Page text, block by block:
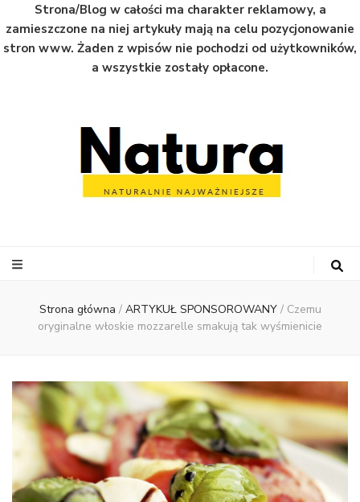
Strona/Blog w całości ma charakter reklamowy, a
zamieszczone na niej artykuły mają na celu pozycjonowanie
stron www. Żaden z wpisów nie pochodzi od użytkowników,
a wszystkie zostały opłacone.
Strona główna / ARTYKUŁ SPONSOROWANY / Czemu
oryginalne włoskie mozzarelle smakują tak wyśmienicie